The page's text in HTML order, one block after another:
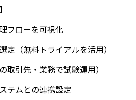
フローを可視化
（無料トライアルを活用）
引先・業務で試験運用）
テムとの連携設定